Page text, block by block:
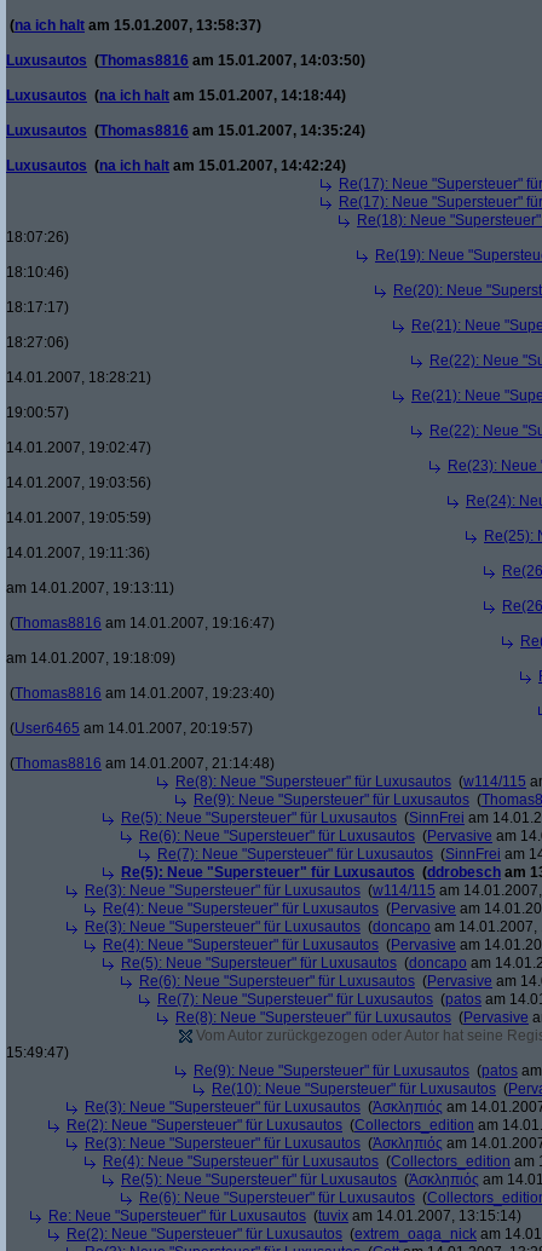
(na ich halt am 15.01.2007, 13:58:37)
Luxusautos (Thomas8816 am 15.01.2007, 14:03:50)
Luxusautos (na ich halt am 15.01.2007, 14:18:44)
Luxusautos (Thomas8816 am 15.01.2007, 14:35:24)
Luxusautos (na ich halt am 15.01.2007, 14:42:24)
Re(17): Neue "Supersteuer"
Re(17): Neue "Supersteuer"
Re(18): Neue
18:07:26)
Re(19): Neue
18:10:46)
Re(20): Neue
18:17:17)
Re(21): Neue
18:27:06)
Re(22): Neue
14.01.2007, 18:28:21)
Re(21): Neue
19:00:57)
Re(22): Neue
14.01.2007, 19:02:47)
Re(23):
14.01.2007, 19:03:56)
Re(24):
14.01.2007, 19:05:59)
Re(25):
14.01.2007, 19:11:36)
am 14.01.2007, 19:13:11)
(Thomas8816 am 14.01.2007, 19:16:47)
am 14.01.2007, 19:18:09)
(Thomas8816 am 14.01.2007, 19:23:40)
(User6465 am 14.01.2007, 20:19:57)
(Thomas8816 am 14.01.2007, 21:14:48)
Re(8): Neue "Supersteuer" für Luxusautos (w114/115
Re(9): Neue "Supersteuer" für Luxusautos (
Re(5): Neue "Supersteuer" für Luxusautos (SinnFrei am
Re(6): Neue "Supersteuer" für Luxusautos (Pervasive am
Re(7): Neue "Supersteuer" für Luxusautos (SinnFrei am
Re(5): Neue "Supersteuer" für Luxusautos (ddrobesch am
Re(3): Neue "Supersteuer" für Luxusautos (w114/115 am
Re(4): Neue "Supersteuer" für Luxusautos (Pervasive am
Re(3): Neue "Supersteuer" für Luxusautos (doncapo am 14.01.2007,
Re(4): Neue "Supersteuer" für Luxusautos (Pervasive am
Re(5): Neue "Supersteuer" für Luxusautos (doncapo am
Re(6): Neue "Supersteuer" für Luxusautos (Pervasive am
Re(7): Neue "Supersteuer" für Luxusautos (patos am
Re(8): Neue "Supersteuer" für Luxusautos (Pervasive
Vom Autor zurückgezogen oder Autor hat seine
15:49:47)
Re(9): Neue "Supersteuer" für Luxusautos (patos
Re(10): Neue "Supersteuer" für Luxusautos (
Re(3): Neue "Supersteuer" für Luxusautos (Ἀσκληπιός am
Re(2): Neue "Supersteuer" für Luxusautos (Collectors_edition am
Re(3): Neue "Supersteuer" für Luxusautos (Ἀσκληπιός am
Re(4): Neue "Supersteuer" für Luxusautos (Collectors_edition am
Re(5): Neue "Supersteuer" für Luxusautos (Ἀσκληπιός am
Re(6): Neue "Supersteuer" für Luxusautos (
Re: Neue "Supersteuer" für Luxusautos (tuvix am 14.01.2007, 13:15:14)
Re(2): Neue "Supersteuer" für Luxusautos (extrem_oaga_nick am